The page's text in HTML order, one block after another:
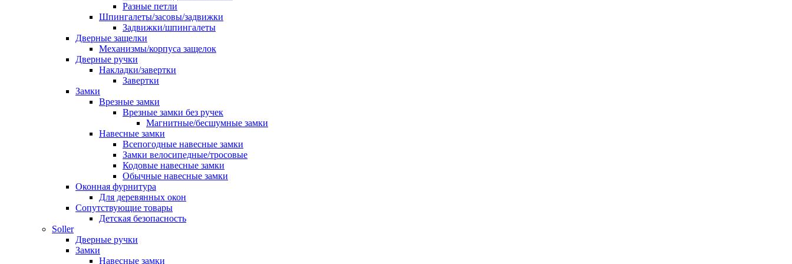
Разные петли
Шпингалеты/засовы/задвижки
Задвижки/шпингалеты
Дверные защелки
Механизмы/корпуса защелок
Дверные ручки
Накладки/завертки
Завертки
Замки
Врезные замки
Врезные замки без ручек
Магнитные/бесшумные замки
Навесные замки
Всепогодные навесные замки
Замки велосипедные/тросовые
Кодовые навесные замки
Обычные навесные замки
Оконная фурнитура
Для деревянных окон
Сопутствующие товары
Детская безопасность
Soller
Дверные ручки
Замки
Навесные замки